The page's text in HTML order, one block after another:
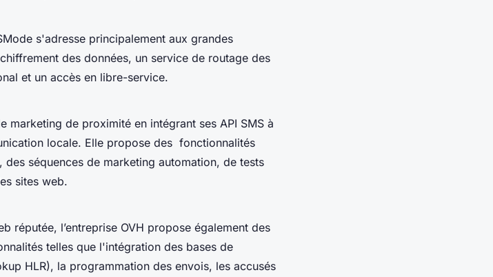
s'adresse principalement aux grandes
des données, un service de routage des
et un accès en libre-service.
marketing de proximité en intégrant ses API SMS à
locale. Elle propose des fonctionnalités
séquences de marketing automation, de tests
sites web.
réputée, l’entreprise OVH propose également des
telles que l'intégration des bases de
HLR), la programmation des envois, les accusés